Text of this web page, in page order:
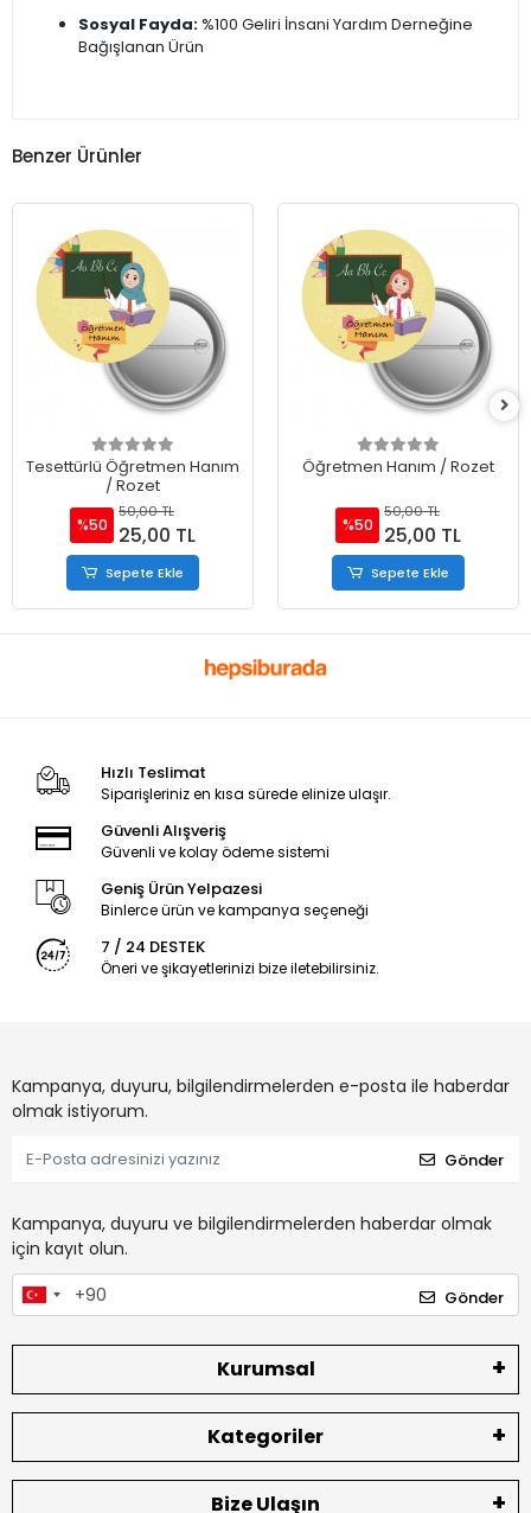
Sosyal Fayda: %100 Geliri İnsani Yardım Derneğine
Bağışlanan Ürün
Benzer Ürünler
Tesettürlü Öğretmen Hanım
/ Rozet
%50
50,00 TL
25,00 TL
Sepete Ekle
Öğretmen Hanım / Rozet
%50
50,00 TL
25,00 TL
Sepete Ekle
Hızlı Teslimat
Siparişleriniz en kısa sürede elinize ulaşır.
Güvenli Alışveriş
Güvenli ve kolay ödeme sistemi
Geniş Ürün Yelpazesi
Binlerce ürün ve kampanya seçeneği
7 / 24 DESTEK
Öneri ve şikayetlerinizi bize iletebilirsiniz.
Kampanya, duyuru, bilgilendirmelerden e-posta ile haberdar
olmak istiyorum.
Gönder
Kampanya, duyuru ve bilgilendirmelerden haberdar olmak
için kayıt olun.
Gönder
Kurumsal
Kategoriler
Bize Ulaşın